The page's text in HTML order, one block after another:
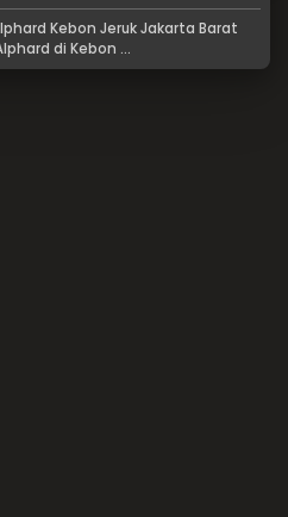
Kebon Jeruk Jakarta Barat
di Kebon ...